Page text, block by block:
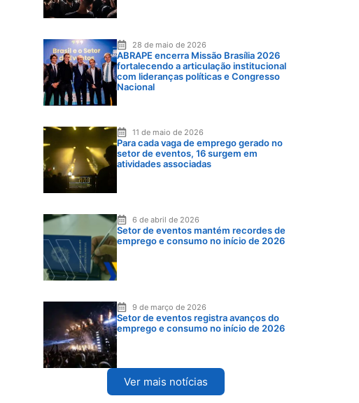
28 de maio de 2026
ABRAPE encerra Missão Brasília 2026
fortalecendo a articulação institucional
com lideranças políticas e Congresso
Nacional
11 de maio de 2026
Para cada vaga de emprego gerado no
setor de eventos, 16 surgem em
atividades associadas
6 de abril de 2026
Setor de eventos mantém recordes de
emprego e consumo no início de 2026
9 de março de 2026
Setor de eventos registra avanços do
emprego e consumo no início de 2026
Ver mais notícias